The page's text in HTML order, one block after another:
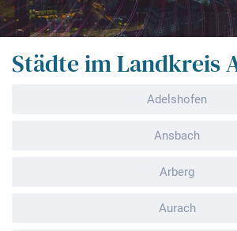
Städte im Landkreis
Adelshofen
Ansbach
Arberg
Aurach